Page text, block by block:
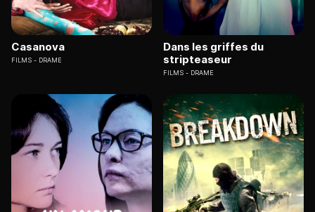
Casanova
FILMS DRAME
Dans les griffes du
stripteaseur
FILMS DRAME